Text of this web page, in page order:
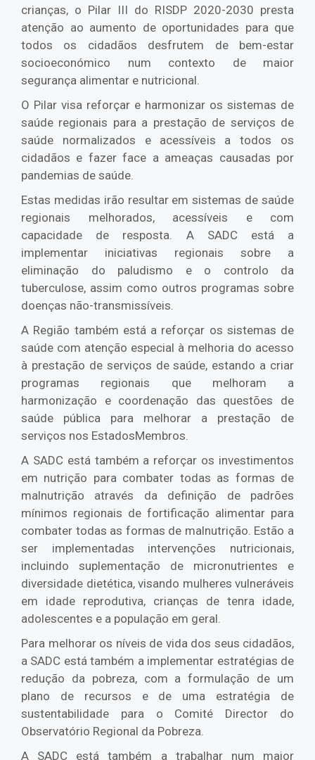
crianças, o Pilar III do RISDP 2020-2030 presta
atenção ao aumento de oportunidades para que
todos os cidadãos desfrutem de bem-estar
socioeconómico num contexto de maior
segurança alimentar e nutricional.
O Pilar visa reforçar e harmonizar os sistemas de
saúde regionais para a prestação de serviços de
saúde normalizados e acessíveis a todos os
cidadãos e fazer face a ameaças causadas por
pandemias de saúde.
Estas medidas irão resultar em sistemas de saúde
regionais melhorados, acessíveis e com
capacidade de resposta. A SADC está a
implementar iniciativas regionais sobre a
eliminação do paludismo e o controlo da
tuberculose, assim como outros programas sobre
doenças não-transmissíveis.
A Região também está a reforçar os sistemas de
saúde com atenção especial à melhoria do acesso
à prestação de serviços de saúde, estando a criar
programas regionais que melhoram a
harmonização e coordenação das questões de
saúde pública para melhorar a prestação de
serviços nos EstadosMembros.
A SADC está também a reforçar os investimentos
em nutrição para combater todas as formas de
malnutrição através da definição de padrões
mínimos regionais de fortificação alimentar para
combater todas as formas de malnutrição. Estão a
ser implementadas intervenções nutricionais,
incluindo suplementação de micronutrientes e
diversidade dietética, visando mulheres vulneráveis
em idade reprodutiva, crianças de tenra idade,
adolescentes e a população em geral.
Para melhorar os níveis de vida dos seus cidadãos,
a SADC está também a implementar estratégias de
redução da pobreza, com a formulação de um
plano de recursos e de uma estratégia de
sustentabilidade para o Comité Director do
Observatório Regional da Pobreza.
A SADC está também a trabalhar num maior